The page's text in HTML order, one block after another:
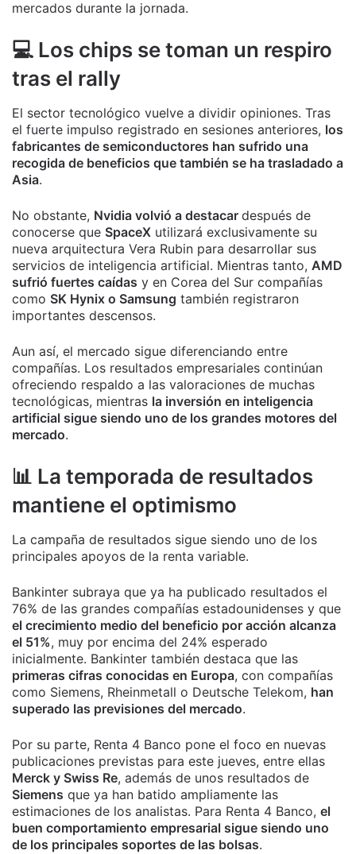
mercados durante la jornada.
💻 Los chips se toman un respiro
tras el rally
El sector tecnológico vuelve a dividir opiniones. Tras
el fuerte impulso registrado en sesiones anteriores, los
fabricantes de semiconductores han sufrido una
recogida de beneficios que también se ha trasladado a
Asia.
No obstante, Nvidia volvió a destacar después de
conocerse que SpaceX utilizará exclusivamente su
nueva arquitectura Vera Rubin para desarrollar sus
servicios de inteligencia artificial. Mientras tanto, AMD
sufrió fuertes caídas y en Corea del Sur compañías
como SK Hynix o Samsung también registraron
importantes descensos.
Aun así, el mercado sigue diferenciando entre
compañías. Los resultados empresariales continúan
ofreciendo respaldo a las valoraciones de muchas
tecnológicas, mientras la inversión en inteligencia
artificial sigue siendo uno de los grandes motores del
mercado.
📊 La temporada de resultados
mantiene el optimismo
La campaña de resultados sigue siendo uno de los
principales apoyos de la renta variable.
Bankinter subraya que ya ha publicado resultados el
76% de las grandes compañías estadounidenses y que
el crecimiento medio del beneficio por acción alcanza
el 51%, muy por encima del 24% esperado
inicialmente. Bankinter también destaca que las
primeras cifras conocidas en Europa, con compañías
como Siemens, Rheinmetall o Deutsche Telekom, han
superado las previsiones del mercado.
Por su parte, Renta 4 Banco pone el foco en nuevas
publicaciones previstas para este jueves, entre ellas
Merck y Swiss Re, además de unos resultados de
Siemens que ya han batido ampliamente las
estimaciones de los analistas. Para Renta 4 Banco, el
buen comportamiento empresarial sigue siendo uno
de los principales soportes de las bolsas.